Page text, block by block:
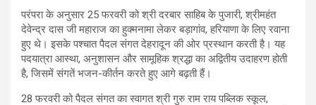
परंपरा के अनुसार 25 फरवरी को श्री दरबार साहिब के पुजारी, श्रीमहंत
देवेन्द्र दास जी महाराज का हुक्मनामा लेकर बड़ागांव, हरियाणा के लिए रवाना
हुए थे। इसके पश्चात पैदल संगत देहरादून की ओर प्रस्थान करती है। यह
पदयात्रा आस्था, अनुशासन और सामूहिक श्रद्धा का अद्वितीय उदाहरण होती
है, जिसमें संगतें भजन-कीर्तन करते हुए आगे बढ़ती हैं।
28 फरवरी को पैदल संगत का स्वागत श्री गुरु राम राय पब्लिक स्कूल,